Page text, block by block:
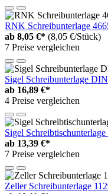
RNK Schreibunterlage
ab 8,05 €* (8,05 €/Stück)
7 Preise vergleichen
Sigel Schreibunterlage
ab 16,89 €*
4 Preise vergleichen
Sigel
ab 13,39 €*
7 Preise vergleichen
Zeller Schreibunterlage